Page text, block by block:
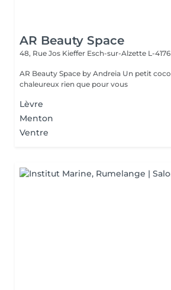
AR Beauty Space
48, Rue Jos Kieffer Esch-sur-Alzette L-4176
AR Beauty Space by Andreia Un petit cocon cozy, simple et
chaleureux rien que pour vous
Lèvre
Menton
Ventre